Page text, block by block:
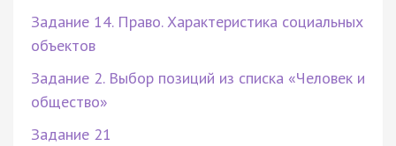
Задание 14. Право. Характеристика социальных
объектов
Задание 2. Выбор позиций из списка «Человек и
общество»
Задание 21